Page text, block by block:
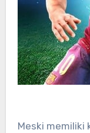
Meski memiliki